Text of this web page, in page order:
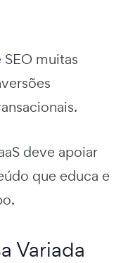
muitas
deve apoiar
que educa e
Variada